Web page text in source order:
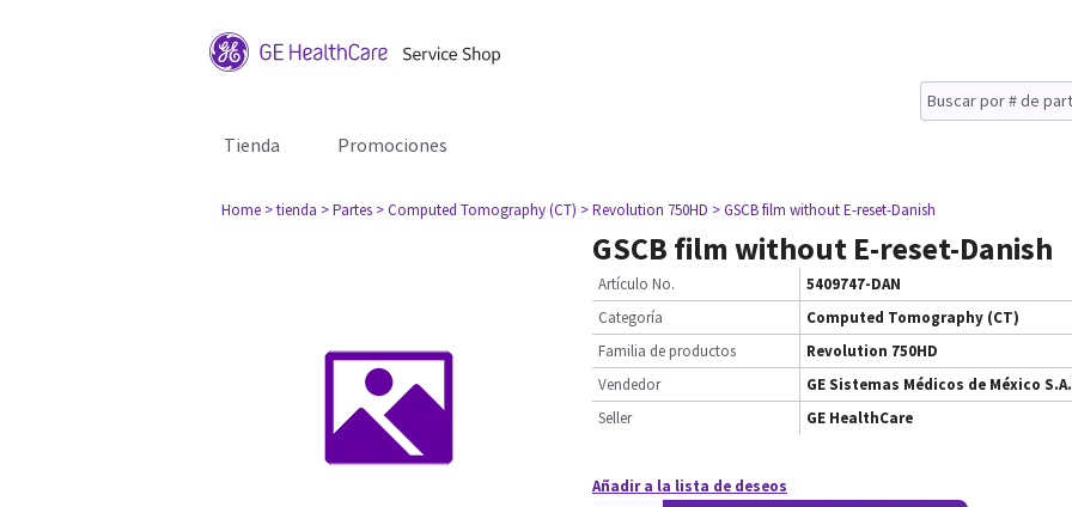
Tienda Promociones
Home > tienda > Partes > Computed Tomography (CT) > Revolution 750HD > GSCB film without E-reset-Danish
GSCB film without E-reset-Danish
Artículo No.
5409747-DAN
Categoría
Computed Tomography (CT)
Familia de productos
Revolution 750HD
Vendedor
GE Sistemas Médicos de México S.A.
Seller
GE HealthCare
Añadir a la lista de deseos